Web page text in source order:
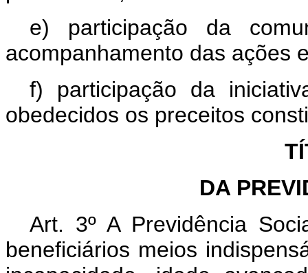
e) participação da
acompanhamento das ações
f) participação da
obedecidos os preceitos
DA
Art. 3º A Previdência
beneficiários meios